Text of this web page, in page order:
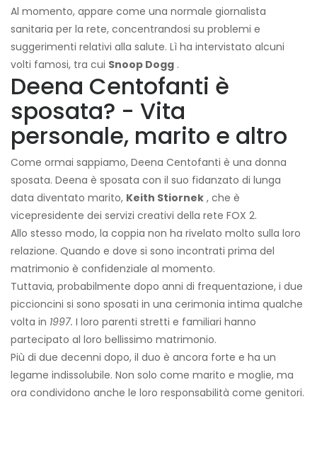
Al momento, appare come una normale giornalista
sanitaria per la rete, concentrandosi su problemi e
suggerimenti relativi alla salute. Lì ha intervistato alcuni
volti famosi, tra cui Snoop Dogg .
Deena Centofanti è
sposata? - Vita
personale, marito e altro
Come ormai sappiamo, Deena Centofanti è una donna
sposata. Deena è sposata con il suo fidanzato di lunga
data diventato marito, Keith Stiornek , che è
vicepresidente dei servizi creativi della rete FOX 2.
Allo stesso modo, la coppia non ha rivelato molto sulla loro
relazione. Quando e dove si sono incontrati prima del
matrimonio è confidenziale al momento.
Tuttavia, probabilmente dopo anni di frequentazione, i due
piccioncini si sono sposati in una cerimonia intima qualche
volta in 1997. I loro parenti stretti e familiari hanno
partecipato al loro bellissimo matrimonio.
Più di due decenni dopo, il duo è ancora forte e ha un
legame indissolubile. Non solo come marito e moglie, ma
ora condividono anche le loro responsabilità come genitori.